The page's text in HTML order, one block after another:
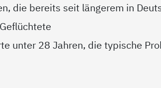
die bereits seit längerem in
unter 28 Jahren, die typische